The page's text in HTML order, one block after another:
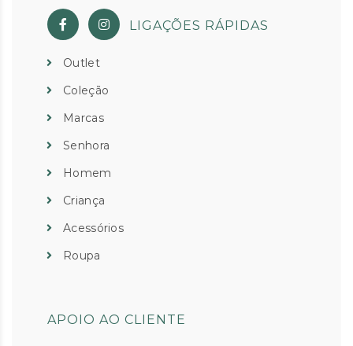
LIGAÇÕES RÁPIDAS
Outlet
Coleção
Marcas
Senhora
Homem
Criança
Acessórios
Roupa
APOIO AO CLIENTE